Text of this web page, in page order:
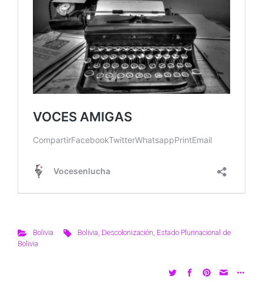
Bolivia Bolivia, Descolonización, Estado Plurinacional de
Bolivia